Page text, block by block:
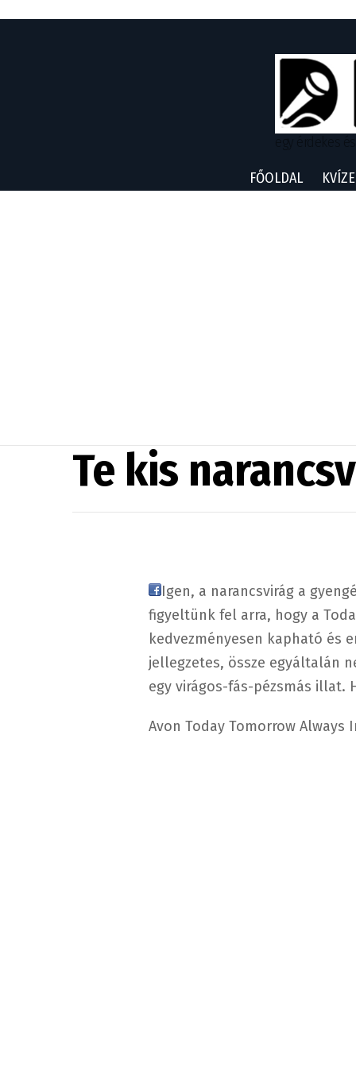
FŐOLDAL
Te kis
Igen, a narancsvirág a
figyeltünk fel arra, hogy a
kedvezményesen kapható és
jellegzetes, össze egyáltalán
egy virágos-fás-pézsmás illat.
Avon Today Tomorrow Always